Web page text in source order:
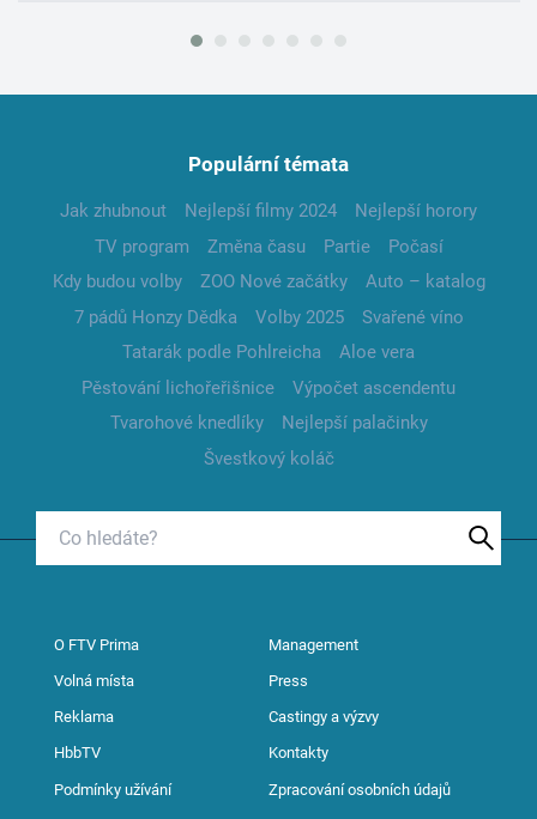
Populární témata
Jak zhubnout Nejlepší filmy 2024
Nejlepší horory
TV program
Změna času Partie
Počasí
Kdy budou volby
ZOO Nové začátky
Auto – katalog
7 pádů Honzy Dědka
Volby 2025
Svařené víno
Tatarák podle Pohlreicha
Aloe vera
Pěstování lichořeřišnice
Výpočet ascendentu
Tvarohové knedlíky
Nejlepší palačinky
Švestkový koláč
O FTV Prima Management
Volná místa Press
Reklama Castingy a výzvy
HbbTV Kontakty
Podmínky užívání Zpracování osobních údajů